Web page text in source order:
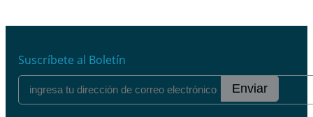
Suscríbete al Boletín
Enviar